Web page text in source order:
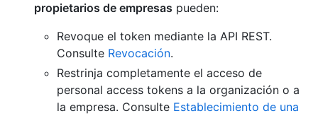
propietarios de empresas pueden:
Revoque el token mediante la API REST.
Consulte Revocación.
Restrinja completamente el acceso de
personal access tokens a la organización o a
la empresa. Consulte Establecimiento de una